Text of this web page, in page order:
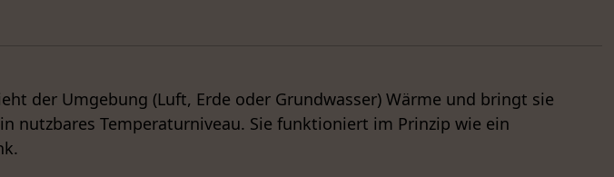
der Umgebung (Luft, Erde oder Grundwasser) Wärme und bringt sie
nutzbares Temperaturniveau. Sie funktioniert im Prinzip wie ein